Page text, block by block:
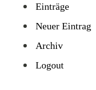
Einträge
Neuer Eintrag
Archiv
Logout